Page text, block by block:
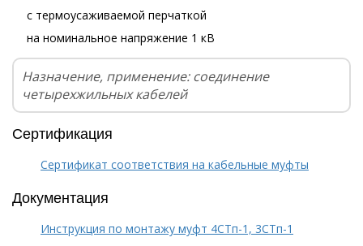
с термоусаживаемой перчаткой
на номинальное напряжение 1 кВ
Назначение, применение: соединение
четырехжильных кабелей
Сертификация
Сертификат соответствия на кабельные муфты
Документация
Инструкция по монтажу муфт 4СТп-1, 3СТп-1